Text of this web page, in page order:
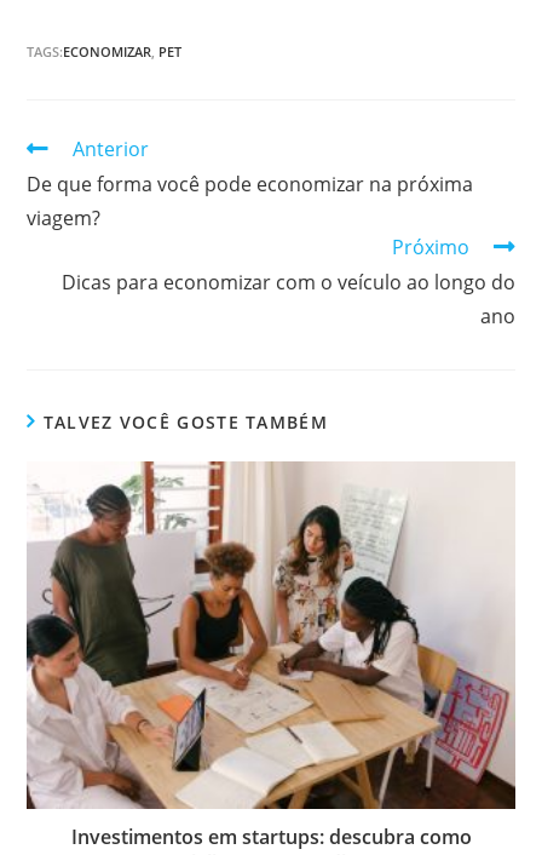
TAGS:ECONOMIZAR PET
Continuar
lendo
Anterior
De que forma você pode economizar na próxima
viagem?
Próximo
Dicas para economizar com o veículo ao longo do
ano
TALVEZ VOCÊ GOSTE TAMBÉM
Investimentos em startups: descubra como